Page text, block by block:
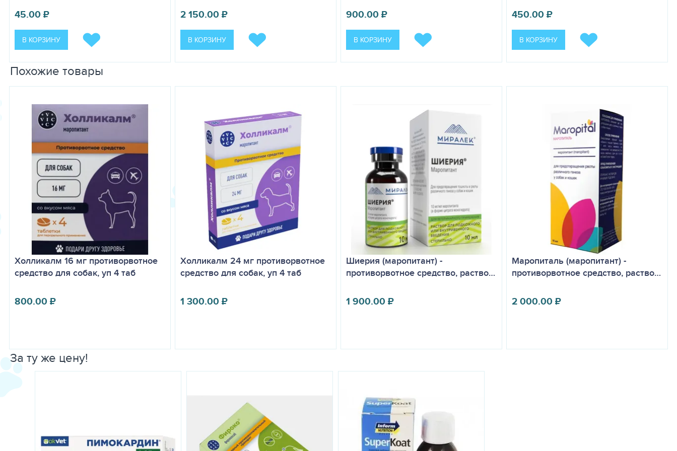
отношения ожидаемой пользы к возможному риску его применения.
Лекарственный препарат вводят животным подкожно или внутривенно один раз в сутки в дозе 1 мл на 10 кг массы животного (что эквивалентно 1 мг действующего вещества на 1 кг массы
животного). Курс применения не более 5 суток. При внутривенном введении препарат вводят медленно в течение 1-2 минут без предварительного разведения в каких-либо жидкостях.
Побочных явлений и осложнений при применении препарата Серинебс в соответствии с настоящей инструкцией, как правило, не наблюдается. В случае возникновения аллергических реакций
использование лекарственного препарата прекращают и назначают симптоматические и антигистаминные лекарственные средства. При введении лекарственного препарата возможны болевые
Симптомы передозировки лекарственным препаратом не выявлены.
Серинебс может применяться совместно в составе комплексной терапии с другими патогенетическими средствами. Препарат не следует назначать одновременно с блокаторами кальциевых
каналов по причине сродства маропитанта к кальциевым каналам. Маропитант может конкурировать с лекарственными препаратами, которые в значительной степени связываются с белками
Особенностей действия препарата при его первом применении и отмене не выявлено.
Следует избегать пропусков при применении очередной дозы лекарственного препарата, так как это может привести к снижению терапевтической эффективности. В случае пропуска одной
дозы применение препарата необходимо восстановить в той же дозе и по той же схеме.
Лекарственный препарат не предназначен для применения продуктивным животным.
45.00₽
В КОРЗИНУ
2 150.00₽
В КОРЗИНУ
900.00₽
В КОРЗИНУ
450.00₽
В КОРЗИНУ
Похожие товары
Холликалм 16 мг противорвотное
средство для собак, уп 4 таб
800.00₽
Холликалм 24 мг противорвотное
средство для собак, уп 4 таб
1 300.00₽
Шиерия (маропитант) -
противорвотное средство, раство…
1 900.00₽
Маропиталь (маропитант) -
противорвотное средство, раство…
2 000.00₽
За ту же цену!